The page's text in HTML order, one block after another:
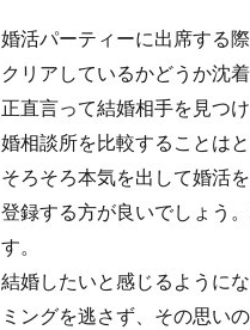
婚活パーティーに出席する
クリアしているかどうか沈
正直言って結婚相手を見つ
婚相談所を比較することは
そろそろ本気を出して婚活
登録する方が良いでしょう
す。
結婚したいと感じるように
ミングを逃さず、その思い